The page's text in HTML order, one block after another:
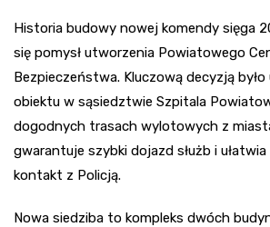
Historia budowy nowej komendy sięga
się pomysł utworzenia Powiatowego
Bezpieczeństwa. Kluczową decyzją
obiektu w sąsiedztwie Szpitala
dogodnych trasach wylotowych z
gwarantuje szybki dojazd służb i
kontakt z Policją.
Nowa siedziba to kompleks dwóch